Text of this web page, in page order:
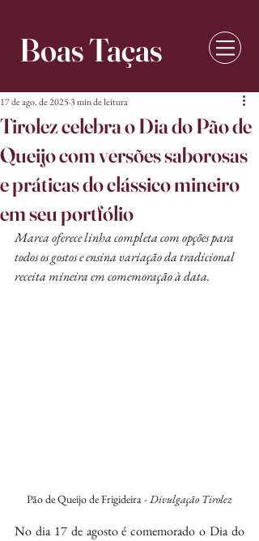
Boas Taças
Tirolez celebra o Dia do Pão de
Queijo com versões saborosas
e práticas do clássico mineiro
em seu portfólio
17 de ago. de 20253 min de leitura
Marca oferece linha completa com opções para
todos os gostos e ensina variação da tradicional
receita mineira em comemoração à data.
Pão de Queijo de Frigideira - Divulgação Tirolez
No dia 17 de agosto é comemorado o Dia do